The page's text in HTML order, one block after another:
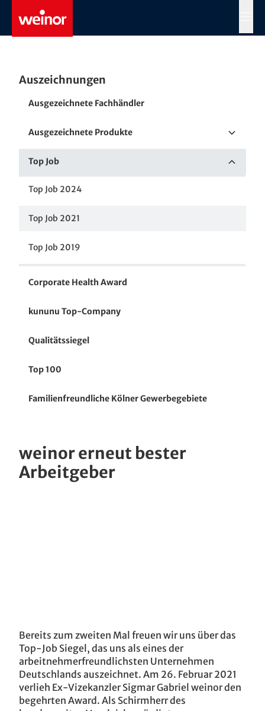
Skip to main content
Auszeichnungen
Ausgezeichnete Fachhändler
Ausgezeichnete Produkte
Red Dot Award
German Design Award
iF Design Award
Green Good Design
Iconic Award
Finalist beim Deutschen Nachhaltigkeitspreis
Design
Top Job
Top Job 2024
Top Job 2021
Top Job 2019
Corporate Health Award
kununu Top-Company
Qualitätssiegel
Top 100
Familienfreundliche Kölner Gewerbegebiete
weinor erneut bester
Arbeitgeber
Bereits zum zweiten Mal freuen wir uns über das
Top-Job Siegel, das uns als eines der
arbeitnehmerfreundlichsten Unternehmen
Deutschlands auszeichnet. Am 26. Februar 2021
verlieh Ex-Vizekanzler Sigmar Gabriel weinor den
begehrten Award. Als Schirmherr des